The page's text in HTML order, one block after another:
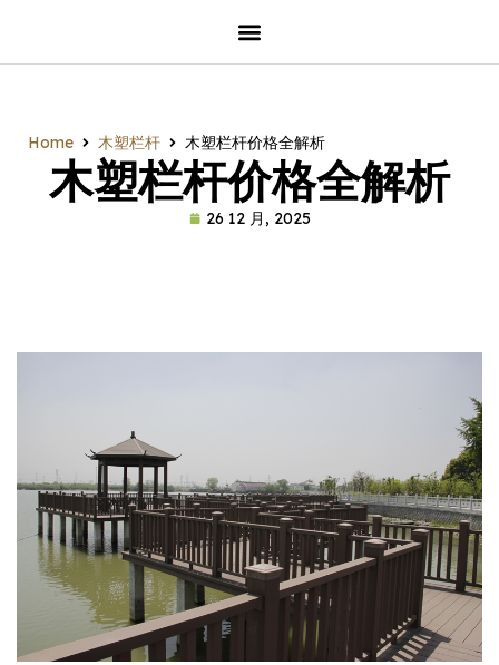
Home 木塑栏杆 木塑栏杆价格全解析
木塑栏杆价格全解析
26 12 月, 2025